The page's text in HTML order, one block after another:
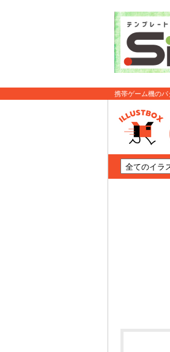
携帯ゲーム機の